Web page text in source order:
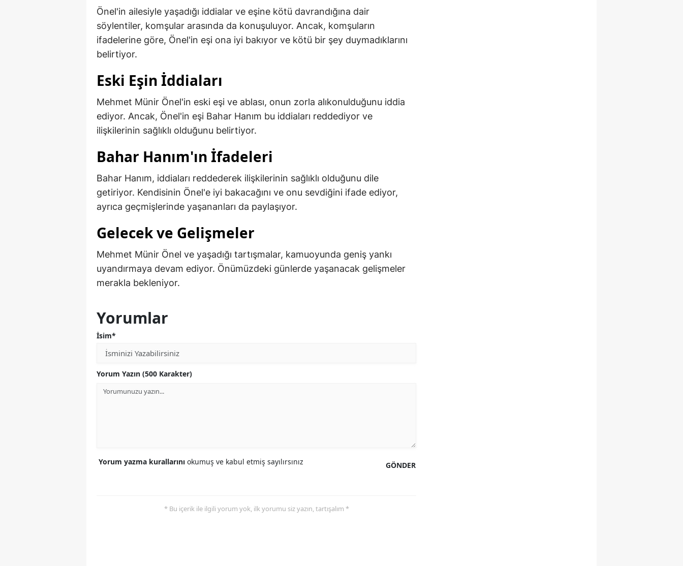
Önel'in ailesiyle yaşadığı iddialar ve eşine kötü davrandığına dair
söylentiler, komşular arasında da konuşuluyor. Ancak, komşuların
ifadelerine göre, Önel'in eşi ona iyi bakıyor ve kötü bir şey duymadıklarını
belirtiyor.
Eski Eşin İddiaları
Mehmet Münir Önel'in eski eşi ve ablası, onun zorla alıkonulduğunu iddia
ediyor. Ancak, Önel'in eşi Bahar Hanım bu iddiaları reddediyor ve
ilişkilerinin sağlıklı olduğunu belirtiyor.
Bahar Hanım'ın İfadeleri
Bahar Hanım, iddiaları reddederek ilişkilerinin sağlıklı olduğunu dile
getiriyor. Kendisinin Önel'e iyi bakacağını ve onu sevdiğini ifade ediyor,
ayrıca geçmişlerinde yaşananları da paylaşıyor.
Gelecek ve Gelişmeler
Mehmet Münir Önel ve yaşadığı tartışmalar, kamuoyunda geniş yankı
uyandırmaya devam ediyor. Önümüzdeki günlerde yaşanacak gelişmeler
merakla bekleniyor.
Yorumlar
İsim*
Yorum Yazın (500 Karakter)
GÖNDER
Yorum yazma kurallarını okumuş ve kabul etmiş sayılırsınız
* Bu içerik ile ilgili yorum yok, ilk yorumu siz yazın, tartışalım *